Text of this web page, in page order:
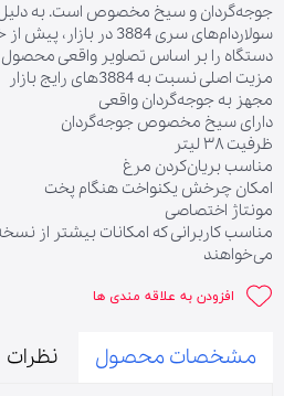
جوجه‌گردان و سیخ مخصوص است. به دلیل
سولاردام‌های سری 3884 در
دستگاه را بر اساس تصاویر واقعی محصول
مزیت اصلی نسبت به 3884های رایج بازار
مجهز به جوجه‌گردان واقعی
دارای سیخ مخصوص جوجه‌گردان
ظرفیت ۳۸ لیتر
مناسب بریان‌کردن مرغ
امکان چرخش یکنواخت هنگام پخت
مونتاژ اختصاصی
می‌خواهند
افزودن به علاقه مندی ها
مشخصات محصول نظرات